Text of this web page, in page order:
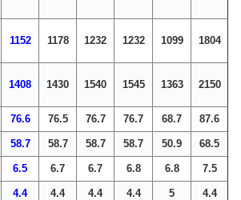
1152 1178 1232 1232 1099 1804
1408 1430 1540 1545 1363 2150
76.6 76.5 76.7 76.7 68.7 87.6
58.7 58.7 58.7 58.7 50.9 68.5
6.5 6.7 6.7 6.8 6.8 7.5
4.4 4.4 4.4 4.4 5 4.4